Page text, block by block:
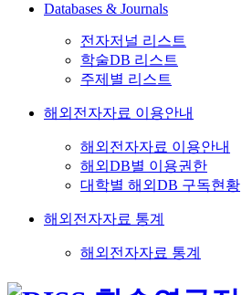
Databases & Journals
전자저널 리스트
학술DB 리스트
주제별 리스트
해외전자자료 이용안내
해외전자자료 이용안내
해외DB별 이용권한
대학별 해외DB 구독현황
해외전자자료 통계
해외전자자료 통계